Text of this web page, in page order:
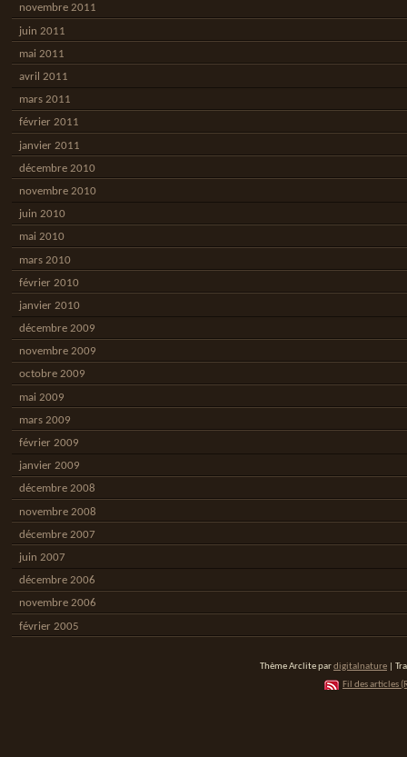
novembre 2011
juin 2011
mai 2011
avril 2011
mars 2011
février 2011
janvier 2011
décembre 2010
novembre 2010
juin 2010
mai 2010
mars 2010
février 2010
janvier 2010
décembre 2009
novembre 2009
octobre 2009
mai 2009
mars 2009
février 2009
janvier 2009
décembre 2008
novembre 2008
décembre 2007
juin 2007
décembre 2006
novembre 2006
février 2005
Thème Arclite pardigitalnature |
Fil des articles